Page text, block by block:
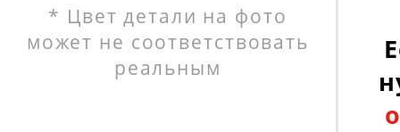
* Цвет детали на фото
может не соответствовать
реальным